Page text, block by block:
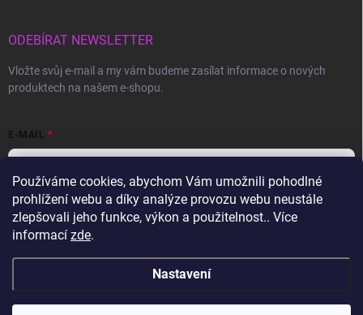
Používáme cookies, abychom Vám umožnili pohodlné
prohlížení webu a díky analýze provozu webu neustále
zlepšovali jeho funkce, výkon a použitelnost.. Více
informací zde.
Nastavení
ODEBÍRAT NEWSLETTER
Vložte svůj e-mail a my vám budeme zasílat informace o nových
produktech na našem e-shopu.
E-MAIL
Vložením e-mailu souhlasíte spodmínkami ochrany osobních údajů
Přihlásit se